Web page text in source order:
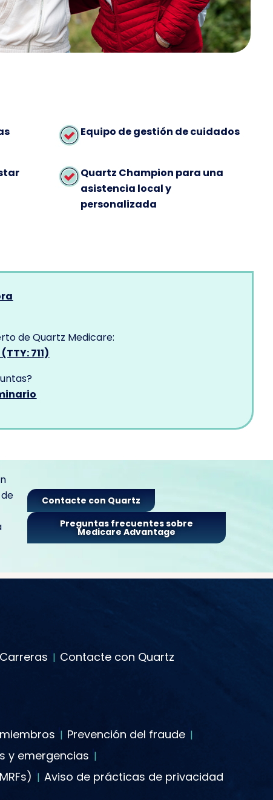
Equipo de gestión de cuidados
Quartz Champion para una
asistencia local y
personalizada
de Quartz Medicare:
(TTY: 711)
Contacte con Quartz
Preguntas frecuentes sobre
Medicare Advantage
Carreras Contacte con Quartz
Prevención del fraude
y emergencias
Aviso de prácticas de privacidad